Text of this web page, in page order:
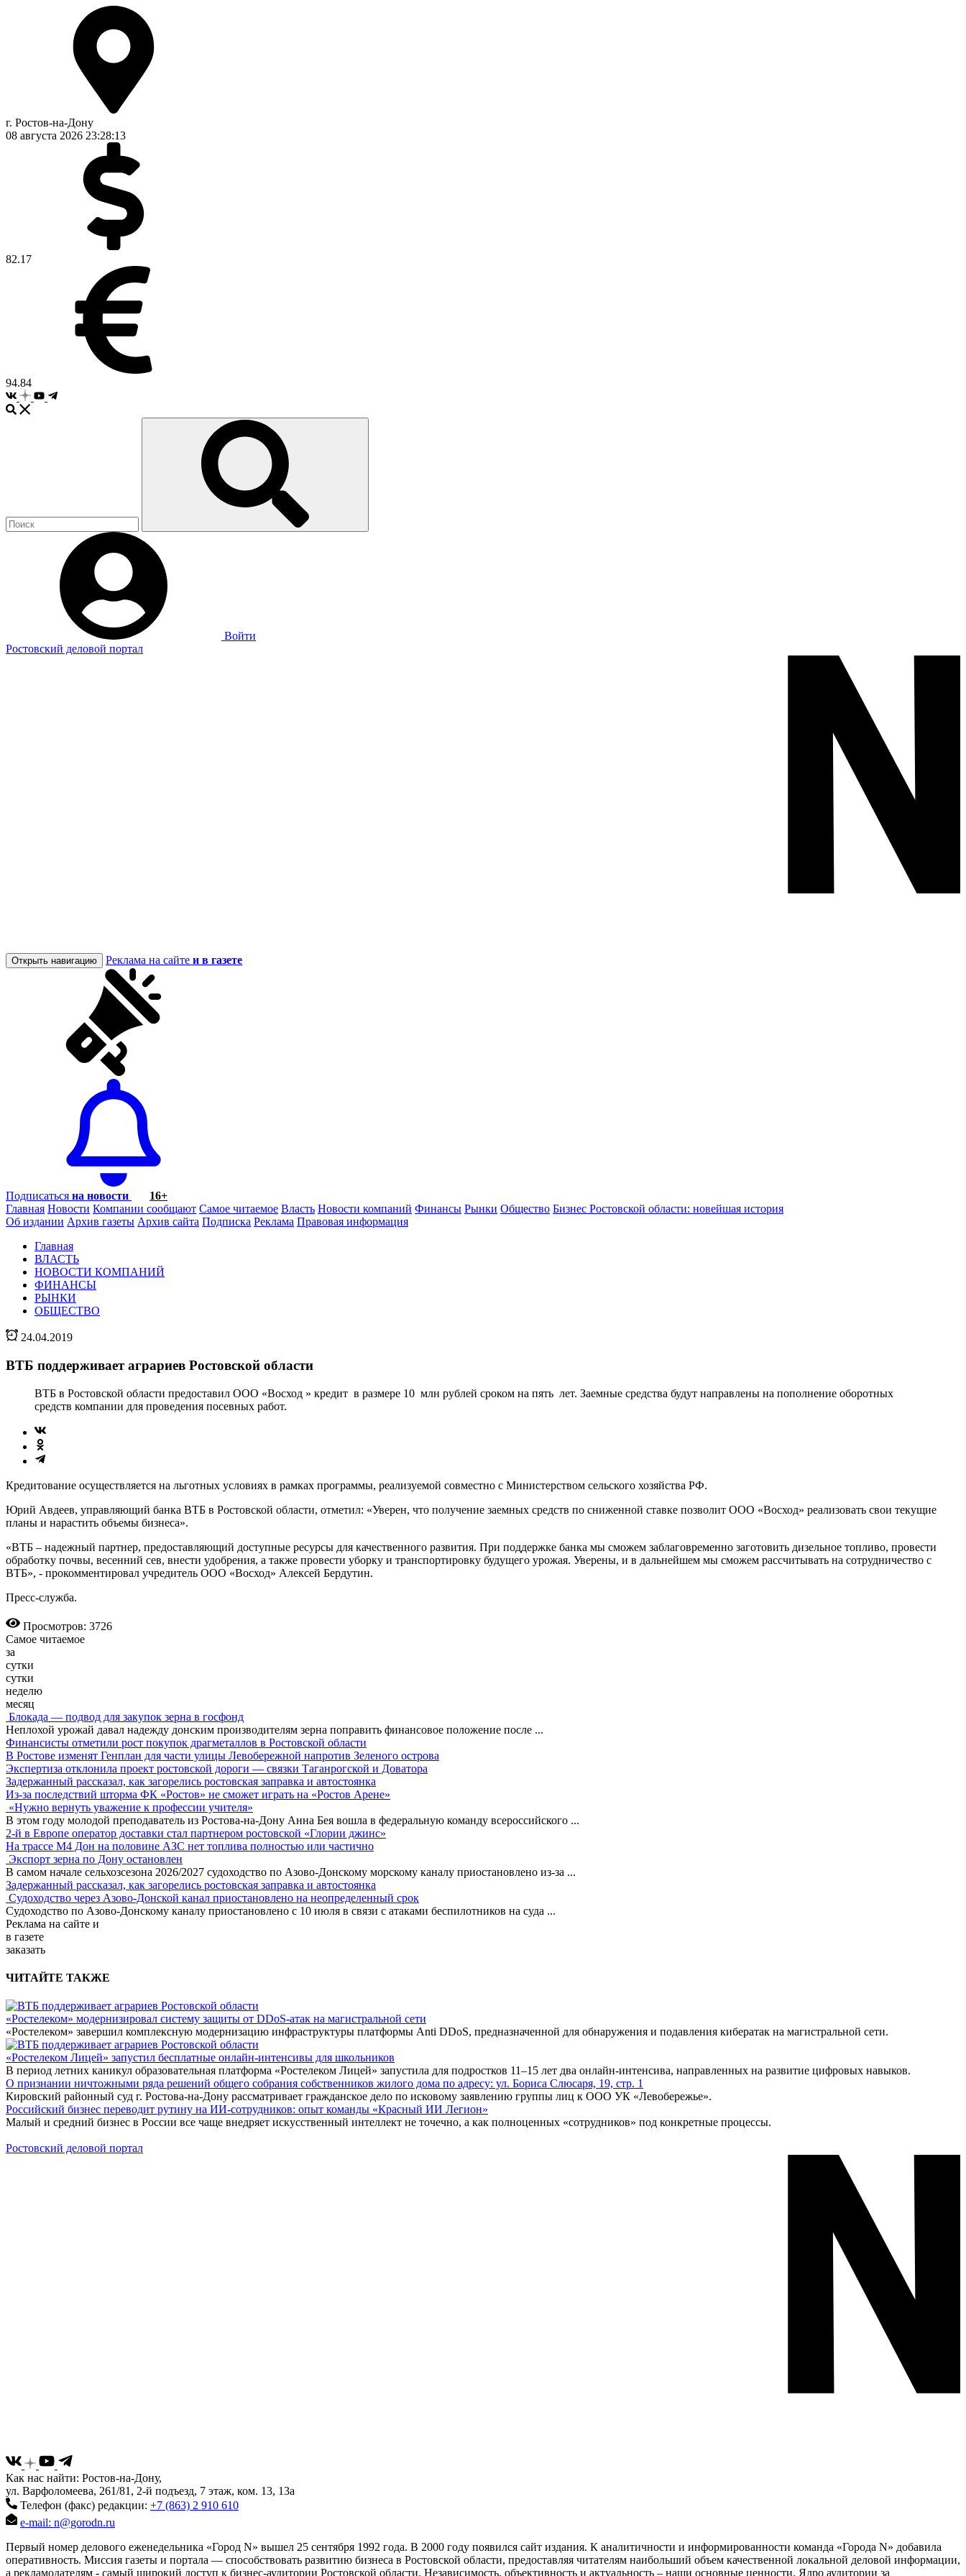
г. Ростов-на-Дону
08 августа 2026 23:28:14
82.17
94.84
Войти
Ростовский деловой портал
Открыть навигацию Реклама на сайте и в газете
Подписаться на новости
16+
Главная Новости Компании сообщают Самое читаемое Власть Новости компаний Финансы Рынки Общество Бизнес Ростовской области: новейшая история
Об издании Архив газеты Архив сайта Подписка Реклама Правовая информация
Главная
ВЛАСТЬ
НОВОСТИ КОМПАНИЙ
ФИНАНСЫ
РЫНКИ
ОБЩЕСТВО
24.04.2019
ВТБ поддерживает аграриев Ростовской области
ВТБ в Ростовской области предоставил ООО «Восход » кредит в размере 10 млн рублей сроком на пять лет. Заемные средства будут направлены на пополнение оборотных
средств компании для проведения посевных работ.
Кредитование осуществляется на льготных условиях в рамках программы, реализуемой совместно с Министерством сельского хозяйства РФ.
Юрий Авдеев, управляющий банка ВТБ в Ростовской области, отметил: «Уверен, что получение заемных средств по сниженной ставке позволит ООО «Восход» реализовать свои текущие
планы и нарастить объемы бизнеса».
«ВТБ – надежный партнер, предоставляющий доступные ресурсы для качественного развития. При поддержке банка мы сможем заблаговременно заготовить дизельное топливо, провести
обработку почвы, весенний сев, внести удобрения, а также провести уборку и транспортировку будущего урожая. Уверены, и в дальнейшем мы сможем рассчитывать на сотрудничество с
ВТБ», - прокомментировал учредитель ООО «Восход» Алексей Бердутин.
Пресс-служба.
Просмотров: 3726
Самое читаемое
за
сутки
сутки
неделю
месяц
Блокада — подвод для закупок зерна в госфонд
Неплохой урожай давал надежду донским производителям зерна поправить финансовое положение после ...
Финансисты отметили рост покупок драгметаллов в Ростовской области
В Ростове изменят Генплан для части улицы Левобережной напротив Зеленого острова
Экспертиза отклонила проект ростовской дороги — связки Таганрогской и Доватора
Задержанный рассказал, как загорелись ростовская заправка и автостоянка
Из-за последствий шторма ФК «Ростов» не сможет играть на «Ростов Арене»
«Нужно вернуть уважение к профессии учителя»
В этом году молодой преподаватель из Ростова-на-Дону Анна Бея вошла в федеральную команду всероссийского ...
2-й в Европе оператор доставки стал партнером ростовской «Глории джинс»
На трассе М4 Дон на половине АЗС нет топлива полностью или частично
Экспорт зерна по Дону остановлен
В самом начале сельхозсезона 2026/2027 судоходство по Азово-Донскому морскому каналу приостановлено из-за ...
Задержанный рассказал, как загорелись ростовская заправка и автостоянка
Судоходство через Азово-Донской канал приостановлено на неопределенный срок
Судоходство по Азово-Донскому каналу приостановлено с 10 июля в связи с атаками беспилотников на суда ...
Реклама на сайте и
в газете
заказать
ЧИТАЙТЕ ТАКЖЕ
«Ростелеком» модернизировал систему защиты от DDoS-атак на магистральной сети
«Ростелеком» завершил комплексную модернизацию инфраструктуры платформы Anti DDoS, предназначенной для обнаружения и подавления кибератак на магистральной сети.
«Ростелеком Лицей» запустил бесплатные онлайн-интенсивы для школьников
В период летних каникул образовательная платформа «Ростелеком Лицей» запустила для подростков 11–15 лет два онлайн-интенсива, направленных на развитие цифровых навыков.
О признании ничтожными ряда решений общего собрания собственников жилого дома по адресу: ул. Бориса Слюсаря, 19, стр. 1
Кировский районный суд г. Ростова-на-Дону рассматривает гражданское дело по исковому заявлению группы лиц к ООО УК «Левобережье».
Российский бизнес переводит рутину на ИИ-сотрудников: опыт команды «Красный ИИ Легион»
Малый и средний бизнес в России все чаще внедряет искусственный интеллект не точечно, а как полноценных «сотрудников» под конкретные процессы.
Ростовский деловой портал
Как нас найти: Ростов-на-Дону,
ул. Варфоломеева, 261/81, 2-й подъезд, 7 этаж, ком. 13, 13а
Телефон (факс) редакции: +7 (863) 2 910 610
e-mail: n@gorodn.ru
Первый номер делового еженедельника «Город N» вышел 25 сентября 1992 года. В 2000 году появился сайт издания. К аналитичности и информированности команда «Города N» добавила
оперативность. Миссия газеты и портала — способствовать развитию бизнеса в Ростовской области, предоставляя читателям наибольший объем качественной локальной деловой информации,
а рекламодателям - самый широкий доступ к бизнес-аудитории Ростовской области. Независимость, объективность и актуальность – наши основные ценности. Ядро аудитории за